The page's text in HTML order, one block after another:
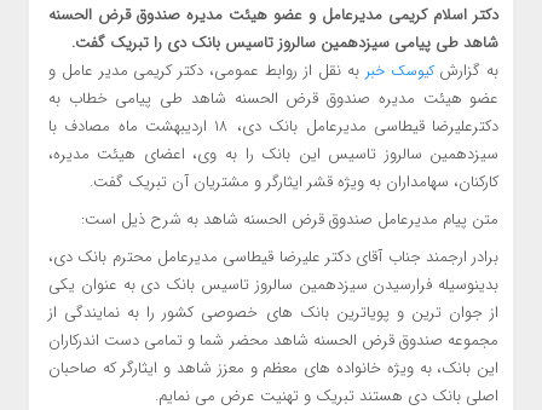
دکتر اسلام کریمی مدیرعامل و عضو هیئت مدیره صندوق قرض الحسنه
شاهد طی پیامی سیزدهمین سالروز تاسیس بانک دی را تبریک گفت.
به گزارشکیوسک خبر به نقل از روابط عمومی، دکتر کریمی مدیر عامل و
عضو هیئت مدیره صندوق قرض الحسنه شاهد طی پیامی خطاب به
دکترعلیرضا قیطاسی مدیرعامل بانک دی، ۱۸ اردیبهشت ماه مصادف با
سیزدهمین سالروز تاسیس این بانک را به وی، اعضای هیئت مدیره،
کارکنان، سهامداران به ویژه قشر ایثارگر و مشتریان آن تبریک گفت.
متن پیام مدیرعامل صندوق قرض الحسنه شاهد به شرح ذیل است:
برادر ارجمند جناب آقای دکتر علیرضا قیطاسی مدیرعامل محترم بانک دی،
بدینوسیله فرارسیدن سیزدهمین سالروز تاسیس بانک دی به عنوان یکی
از جوان ترین و پویاترین بانک های خصوصی کشور را به نمایندگی از
مجموعه صندوق قرض الحسنه شاهد محضر شما و تمامی دست اندرکاران
این بانک، به ویژه خانواده های معظم و معزز شاهد و ایثارگر که صاحبان
اصلی بانک دی هستند تبریک و تهنیت عرض می نمایم.